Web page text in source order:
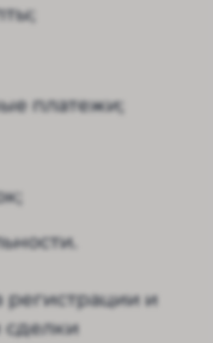
платежи;
регистрации и
сделки